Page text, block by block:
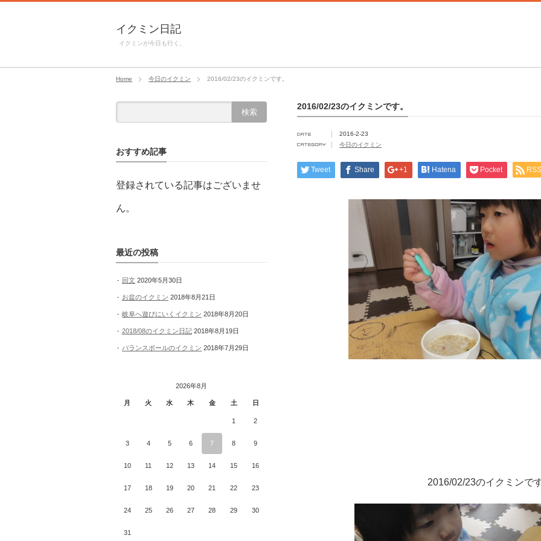
イクミン日記
イクミンが今日も行く。
Home 今日のイクミン 2016/02/23のイクミンです。
2016/02/23のイクミンです。
2016-2-23
今日のイクミン
Tweet Share +1 Hatena Pocket RSS
2016/02/23のイクミンで
おすすめ記事
登録されている記事はございませ
ん。
最近の投稿
回文 2020年5月30日
お盆のイクミン 2018年8月21日
岐阜へ遊びにいくイクミン 2018年8月20日
2018/08のイクミン日記 2018年8月19日
バランスボールのイクミン 2018年7月29日
2026年8月
月 火 水 木 金 土 日
1 2
3 4 5 6 7 8 9
10 11 12 13 14 15 16
17 18 19 20 21 22 23
24 25 26 27 28 29 30
31